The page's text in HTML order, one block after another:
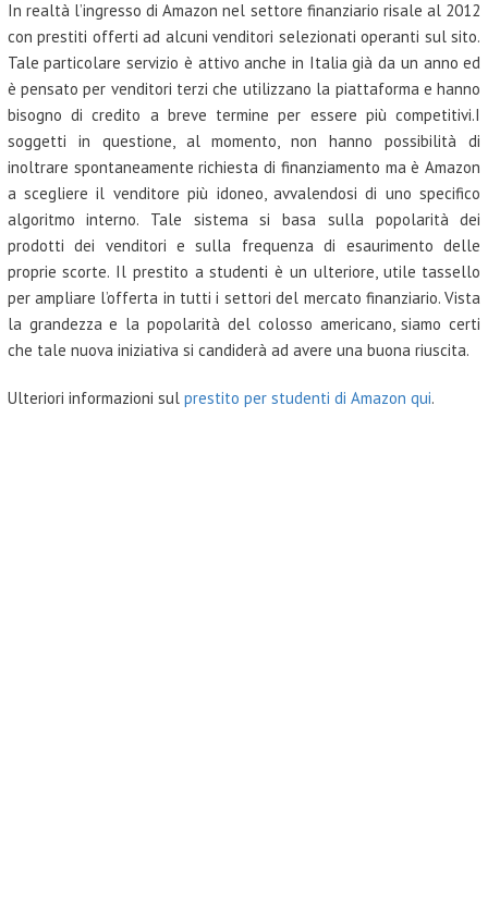
In realtà l’ingresso di Amazon nel settore finanziario risale al 2012
con prestiti offerti ad alcuni venditori selezionati operanti sul sito.
Tale particolare servizio è attivo anche in Italia già da un anno ed
è pensato per venditori terzi che utilizzano la piattaforma e hanno
bisogno di credito a breve termine per essere più competitivi.I
soggetti in questione, al momento, non hanno possibilità di
inoltrare spontaneamente richiesta di finanziamento ma è Amazon
a scegliere il venditore più idoneo, avvalendosi di uno specifico
algoritmo interno. Tale sistema si basa sulla popolarità dei
prodotti dei venditori e sulla frequenza di esaurimento delle
proprie scorte. Il prestito a studenti è un ulteriore, utile tassello
per ampliare l’offerta in tutti i settori del mercato finanziario. Vista
la grandezza e la popolarità del colosso americano, siamo certi
che tale nuova iniziativa si candiderà ad avere una buona riuscita.
Ulteriori informazioni sul prestito per studenti di Amazon qui.